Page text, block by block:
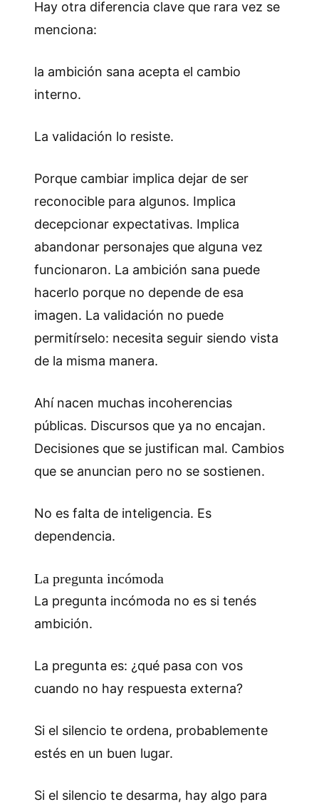
Hay otra diferencia clave que rara vez se
menciona:
la ambición sana acepta el cambio
interno.
La validación lo resiste.
Porque cambiar implica dejar de ser
reconocible para algunos. Implica
decepcionar expectativas. Implica
abandonar personajes que alguna vez
funcionaron. La ambición sana puede
hacerlo porque no depende de esa
imagen. La validación no puede
permitírselo: necesita seguir siendo vista
de la misma manera.
Ahí nacen muchas incoherencias
públicas. Discursos que ya no encajan.
Decisiones que se justifican mal. Cambios
que se anuncian pero no se sostienen.
No es falta de inteligencia. Es
dependencia.
La pregunta incómoda
La pregunta incómoda no es si tenés
ambición.
La pregunta es: ¿qué pasa con vos
cuando no hay respuesta externa?
Si el silencio te ordena, probablemente
estés en un buen lugar.
Si el silencio te desarma, hay algo para